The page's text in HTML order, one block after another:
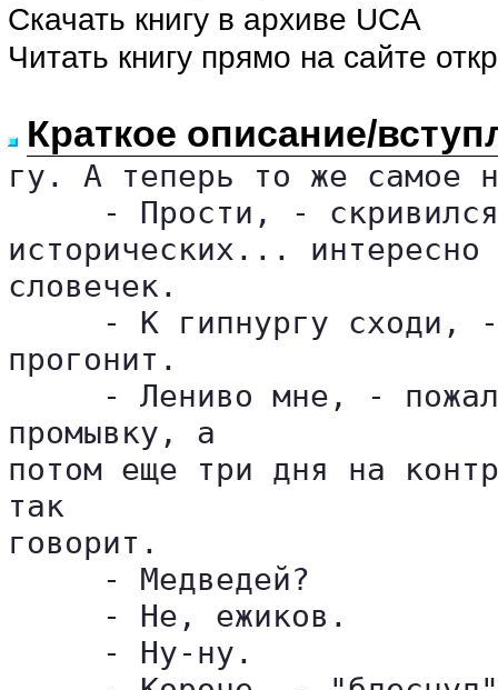
Скачать книгу в архиве UCA
Читать книгу прямо на сайте
Краткое описание/
гу. А теперь то же самое
- Прости, -
исторических...
словечек.
- К гипнургу сходи,
прогонит.
- Лениво мне, -
промывку, а
потом еще три дня на
так
говорит.
     - Медведей?
     - Не, ежиков.
     - Ну-ну.